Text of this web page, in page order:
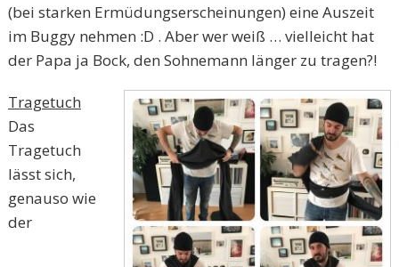
(bei starken Ermüdungserscheinungen) eine Auszeit
im Buggy nehmen :D . Aber wer weiß … vielleicht hat
der Papa ja Bock, den Sohnemann länger zu tragen?!
Tragetuch
Das
Tragetuch
lässt sich,
genauso wie
der